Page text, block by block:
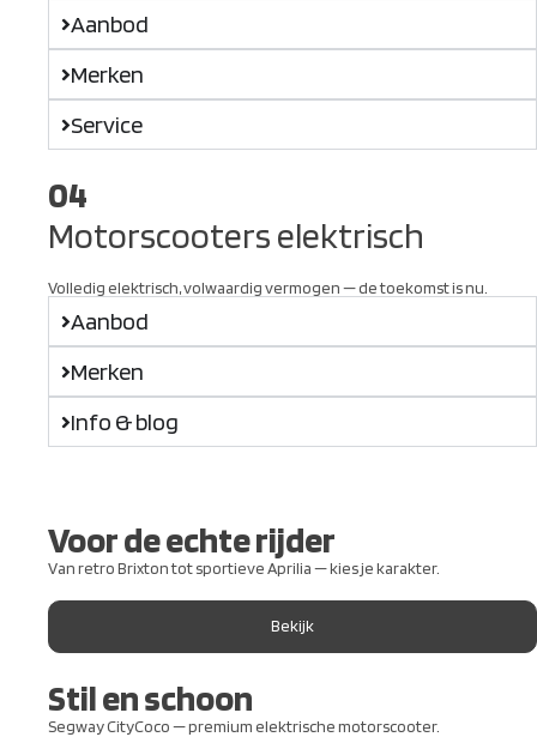
Aanbod
Merken
Service
04
Motorscooters elektrisch
Volledig elektrisch, volwaardig vermogen — de toekomst is nu.
Aanbod
Merken
Info & blog
Voor de echte rijder
Van retro Brixton tot sportieve Aprilia — kies je karakter.
Bekijk
Stil en schoon
Segway CityCoco — premium elektrische motorscooter.